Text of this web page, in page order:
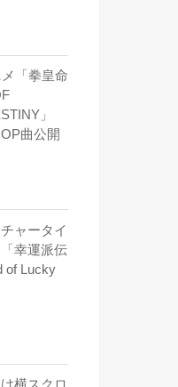
「拳皇命
」
曲公開
ャータイ
幸運派伝
of Lucky
横スクロ